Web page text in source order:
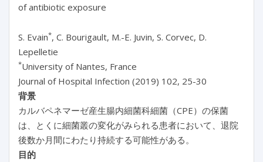
of antibiotic exposure
S. Evain*, C. Bourigault, M.-E. Juvin, S. Corvec, D.
Lepelletie
*University of Nantes, France
Journal of Hospital Infection (2019) 102, 25-30
背景
カルバペネマーゼ産生腸内細菌科細菌（CPE）の保菌
は、とくに細菌叢の変化がみられる患者において、退院
後数か月間にわたり持続する可能性がある。
目的